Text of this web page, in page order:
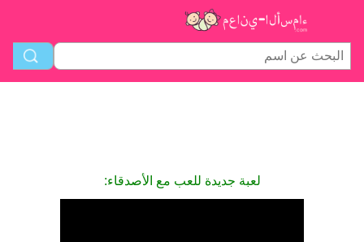
لعبة جديدة للعب مع الأصدقاء: